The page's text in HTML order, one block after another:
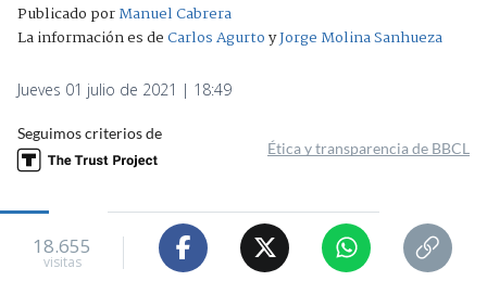
Publicado porManuel Cabrera
La información es deCarlos AgurtoyJorge Molina Sanhueza
Jueves 01 julio de 2021 | 18:49
Seguimos criterios de
Ética y transparencia de BBCL
18.655
visitas